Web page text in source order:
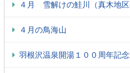
４月 雪解けの鮭川（真木地区
４月の鳥海山
羽根沢温泉開湯１００周年記